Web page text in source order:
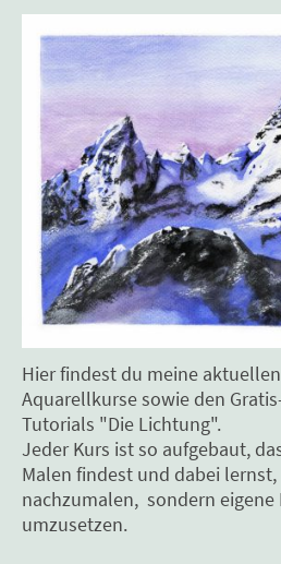
Hier findest du meine
Aquarellkurse sowie den
Tutorials "Die Lichtung".
Jeder Kurs ist so aufgebaut,
Malen findest und dabei
nachzumalen, sondern eigene
umzusetzen.